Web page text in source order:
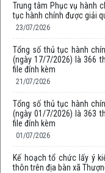
Trung tâm Phục vụ hành
tục hành chính được giải
23/07/2026
Tổng số thủ tục hành
(ngày 17/7/2026) là 366
file đính kèm
21/07/2026
Tổng số thủ tục hành
(ngày 01/7/2026) là 363
file đính kèm
01/07/2026
Kế hoạch tổ chức lấy ý
thôn trên địa bàn xã